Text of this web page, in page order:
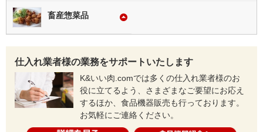
畜産惣菜品
仕入れ業者様の業務をサポートいたします
K&いい肉.comでは多くの仕入れ業者様のお
役に立てるよう、さまざまなご要望にお応え
するほか、食品機器販売も行っております。
お気軽にご連絡ください。